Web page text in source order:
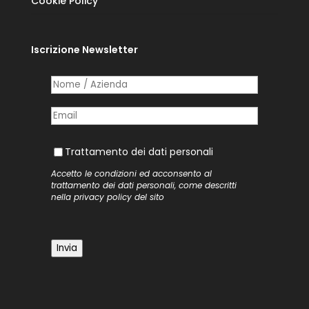
Iscrizione Newsletter
Nome /​ Azienda
Posta elettronica
Trattamento dei dati personali
Trattamento dei dati personali
Accetto le condizioni ed acconsento al
trattamento dei dati personali, come descritti
nella privacy policydel sito
Invia